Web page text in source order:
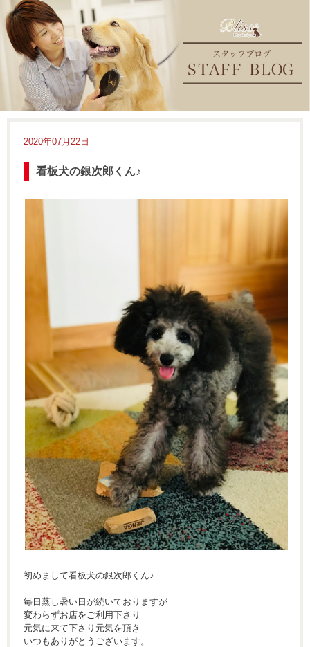
2020年07月22日
看板犬の銀次郎くん♪
初めまして看板犬の銀次郎くん♪
毎日蒸し暑い日が続いておりますが
変わらずお店をご利用下さり
元気に来て下さり元気を頂き
いつもありがとうございます。